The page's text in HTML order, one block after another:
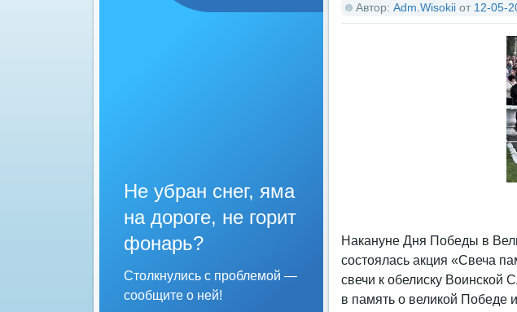
Автор: Adm.Wisokii от 12-05-
Накануне Дня Победы в
состоялась акция «Свеча
свечи к обелиску
в память о великой Победе
Не убран снег, яма
на дороге, не горит
фонарь?
Столкнулись с проблемой —
сообщите о ней!